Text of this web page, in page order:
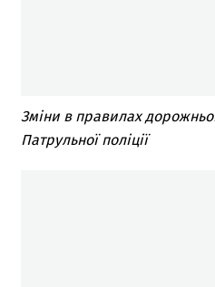
Зміни в правилах
Патрульної поліції